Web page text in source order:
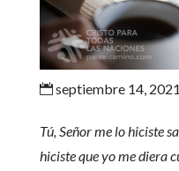
septiembre 14, 2021
Tú, Señor me lo hiciste
hiciste que yo me diera